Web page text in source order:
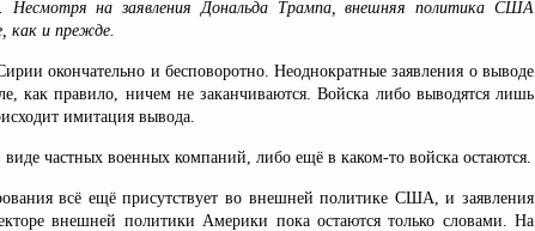
Несмотря на заявления Дональда Трампа, внешняя политика США
как и прежде.
окончательно и бесповоротно. Неоднократные заявления о выводе
как правило, ничем не заканчиваются. Войска либо выводятся лишь
имитация вывода.
частных военных компаний, либо ещё в каком-то войска остаются.
всё ещё присутствует во внешней политике США, и заявления
внешней политики Америки пока остаются только словами. На